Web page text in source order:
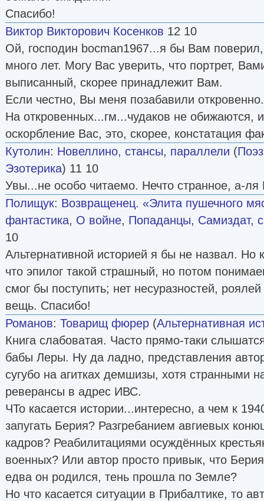
Спасибо!
Виктор Викторович Косенков 12 10
Ой, господин bocman1967...я бы Вам
много лет. Могу Вас уверить, что портрет,
выписанный, скорее принадлежит Вам.
Если честно, Вы меня позабавили
На откровенных...гм...чудаков не обижаются,
оскорбление Вас, это, скорее, констатация
Кутолин: Новеллино, стансы, параллели (
Эзотерика) 11 10
Увы...не особо читаемо. Нечто странное, а-ля
Полищук: Возвращенец. «Элита пушечного
фантастика, О войне, Попаданцы, Самиздат,
10
Альтернативной историей я бы не назвал.
что эпилог такой страшный, но потом
смог бы поступить; нет несуразностей,
вещь. Спасибо!
Романов: Товарищ фюрер (Альтернативная
Книга слабоватая. Часто прямо-таки
бабы Леры. Ну да ладно, представления
сугубо на агитках демшизы, хотя странными
реверансы в адрес ИВС.
ЧТо касается истории...интересно, а чем к
запугать Берия? Разгребанием авгиевых
кадров? Реабилитациями осуждённых
военных? Или автор просто привык, что
едва он родился, тень прошла по Земле?
Но что касается ситуации в Прибалтике, то